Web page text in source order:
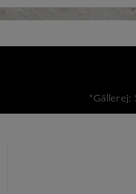
*Gäller ej: